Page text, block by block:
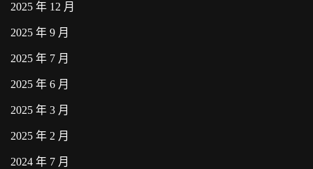
2025 年 12 月
2025 年 9 月
2025 年 7 月
2025 年 6 月
2025 年 3 月
2025 年 2 月
2024 年 7 月